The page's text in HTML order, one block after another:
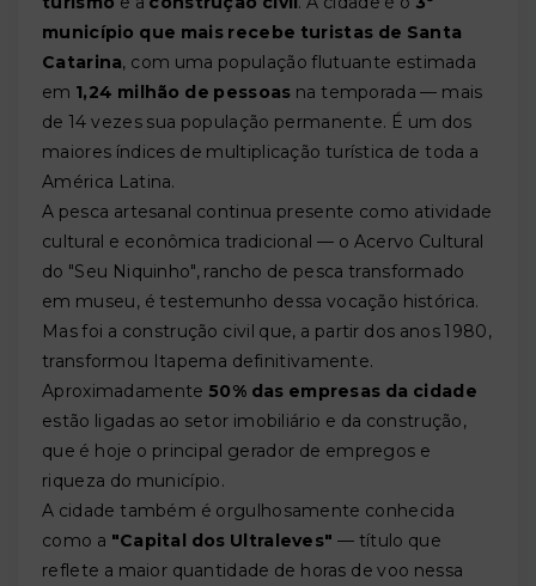
município que mais recebe turistas de Santa
Catarina, com uma população flutuante estimada
em 1,24 milhão de pessoas na temporada — mais
de 14 vezes sua população permanente. É um dos
maiores índices de multiplicação turística de toda a
América Latina.
A pesca artesanal continua presente como atividade
cultural e econômica tradicional — o Acervo Cultural
do "Seu Niquinho", rancho de pesca transformado
em museu, é testemunho dessa vocação histórica.
Mas foi a construção civil que, a partir dos anos 1980,
transformou Itapema definitivamente.
Aproximadamente 50% das empresas da cidade
estão ligadas ao setor imobiliário e da construção,
que é hoje o principal gerador de empregos e
riqueza do município.
A cidade também é orgulhosamente conhecida
como a "Capital dos Ultraleves" — título que
reflete a maior quantidade de horas de voo nessa